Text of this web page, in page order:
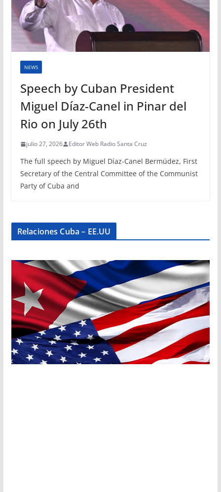
NEWS
Speech by Cuban President
Miguel Díaz-Canel in Pinar del
Rio on July 26th
julio 27, 2026 Editor Web Radio Santa Cruz
The full speech by Miguel Díaz-Canel Bermúdez, First
Secretary of the Central Committee of the Communist
Party of Cuba and
Relaciones Cuba – EE.UU